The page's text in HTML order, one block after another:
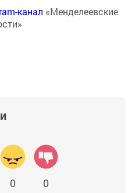
канал «Менделеевские
0 0